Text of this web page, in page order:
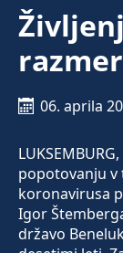
06. aprila
popotovanju v
koronavirusa
Igor
državo